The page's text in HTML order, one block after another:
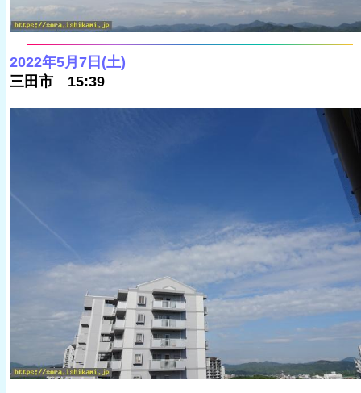
2022年5月7日(土)
三田市 15:39